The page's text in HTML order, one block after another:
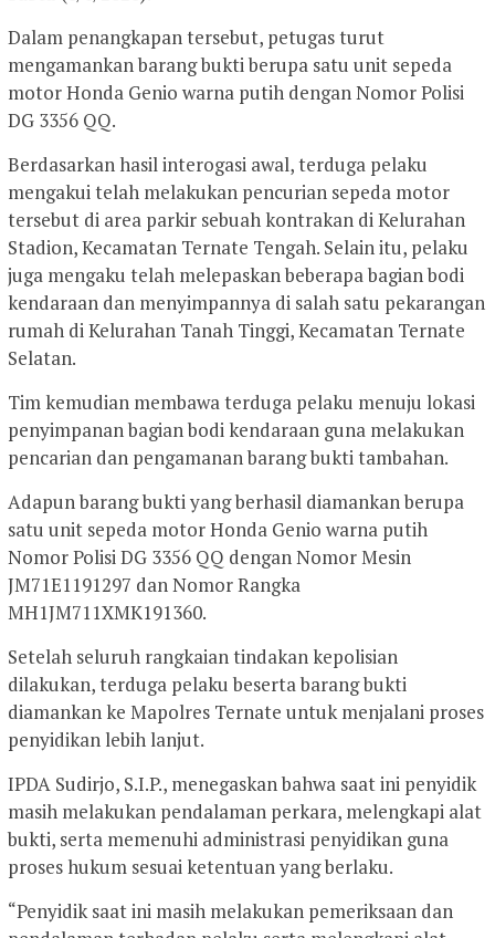
Dalam penangkapan tersebut, petugas turut
mengamankan barang bukti berupa satu unit sepeda
motor Honda Genio warna putih dengan Nomor Polisi
DG 3356 QQ.
Berdasarkan hasil interogasi awal, terduga pelaku
mengakui telah melakukan pencurian sepeda motor
tersebut di area parkir sebuah kontrakan di Kelurahan
Stadion, Kecamatan Ternate Tengah. Selain itu, pelaku
juga mengaku telah melepaskan beberapa bagian bodi
kendaraan dan menyimpannya di salah satu pekarangan
rumah di Kelurahan Tanah Tinggi, Kecamatan Ternate
Selatan.
Tim kemudian membawa terduga pelaku menuju lokasi
penyimpanan bagian bodi kendaraan guna melakukan
pencarian dan pengamanan barang bukti tambahan.
Adapun barang bukti yang berhasil diamankan berupa
satu unit sepeda motor Honda Genio warna putih
Nomor Polisi DG 3356 QQ dengan Nomor Mesin
JM71E1191297 dan Nomor Rangka
MH1JM711XMK191360.
Setelah seluruh rangkaian tindakan kepolisian
dilakukan, terduga pelaku beserta barang bukti
diamankan ke Mapolres Ternate untuk menjalani proses
penyidikan lebih lanjut.
IPDA Sudirjo, S.I.P., menegaskan bahwa saat ini penyidik
masih melakukan pendalaman perkara, melengkapi alat
bukti, serta memenuhi administrasi penyidikan guna
proses hukum sesuai ketentuan yang berlaku.
“Penyidik saat ini masih melakukan pemeriksaan dan